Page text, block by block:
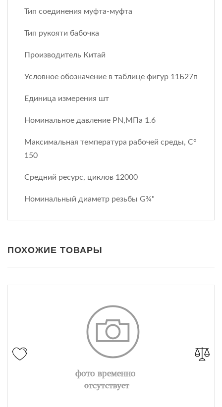
Тип соединения муфта-муфта
Тип рукояти бабочка
Производитель Китай
Условное обозначение в таблице фигур 11Б27п
Единица измерения шт
Номинальное давление PN,МПа 1.6
Максимальная температура рабочей среды, С°
150
Средний ресурс, циклов 12000
Номинальный диаметр резьбы G¾"
ПОХОЖИЕ ТОВАРЫ